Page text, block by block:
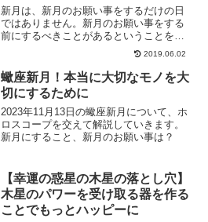
新月は、新月のお願い事をするだけの日
ではありません。新月のお願い事をする
前にするべきことがあるということをご
存じでしょうか？新月のお願い事をする
前にしなければならないことについて、
解説していきます。
2019.06.02
蠍座新月！本当に大切なモノを大
切にするために
2023年11月13日の蠍座新月について、ホ
ロスコープを交えて解説していきます。
新月にすること、新月のお願い事は？
【幸運の惑星の木星の落とし穴】
木星のパワーを受け取る器を作る
ことでもっとハッピーに